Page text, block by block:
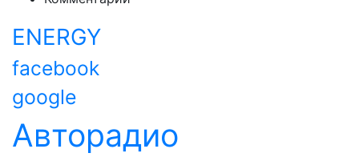
ENERGY
facebook
google
Авторадио